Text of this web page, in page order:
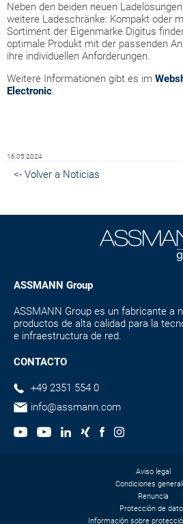
Neben den beiden neuen
weitere Ladeschränke: Kompakt oder
Sortiment der Eigenmarke Digitus
optimale Produkt mit der passenden
ihre individuellen Anforderungen.
Weitere Informationen gibt es im
Electronic.
16.05.2024
<- Volver a Noticias
ASSMANN Group
ASSMANN Group es un fabricante a
productos de alta calidad para la
e infraestructura de red.
CONTACTO
+49 2351 554 0
info@assmann.com
Aviso legal
Condiciones
Renuncia
Protección de
Información sobre